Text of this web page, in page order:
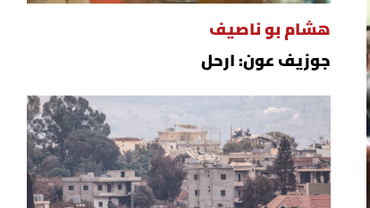
هشام بو ناصيف
جوزيف عون: ارحل